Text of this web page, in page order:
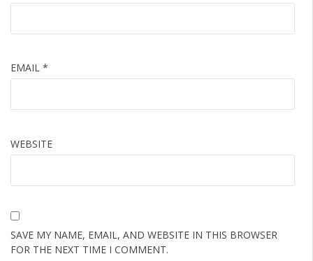
EMAIL *
WEBSITE
SAVE MY NAME, EMAIL, AND WEBSITE IN THIS BROWSER
FOR THE NEXT TIME I COMMENT.